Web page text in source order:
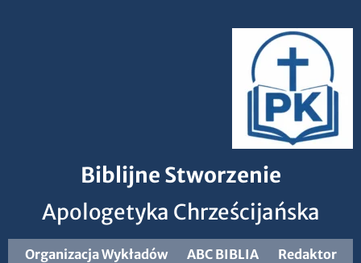
Biblijne Stworzenie
Apologetyka Chrześcijańska
Organizacja Wykładów ABC BIBLIA
Redaktor